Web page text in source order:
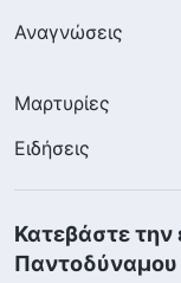
Αναγνώσεις
Μαρτυρίες
Ειδήσεις
Κατεβάστε
Παντοδύναμου